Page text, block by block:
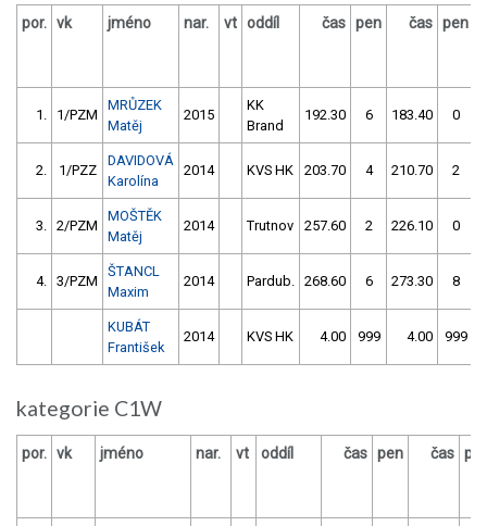
por. vk jméno nar. vt oddíl čas pen čas pen
1. 1/PZM
MRŮZEK
Matěj
2015
KK
Brand
192.30 6 183.40 0
2. 1/PZZ
DAVIDOVÁ
Karolína
2014 KVS HK 203.70 4 210.70 2
3. 2/PZM
MOŠTĚK
Matěj
2014 Trutnov 257.60 2 226.10 0
4. 3/PZM
ŠTANCL
Maxim
2014 Pardub. 268.60 6 273.30 8
KUBÁT
František
2014 KVS HK 4.00 999 4.00 999
kategorie C1W
por. vk jméno nar. vt oddíl čas pen čas